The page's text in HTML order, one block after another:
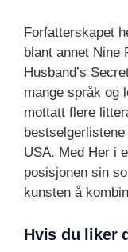
Forfatterskapet
blant annet Nine
Husband’s
mange språk og
mottatt flere
USA. Med Her i
posisjonen sin
kunsten å
Hvis du liker